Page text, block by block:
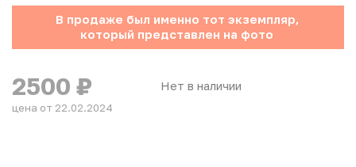
Наборы монет
Инвестиционные монеты
В продаже был именно тот экземпляр,
который представлен на фото
Нет в наличии
2500 ₽
цена от 22.02.2024